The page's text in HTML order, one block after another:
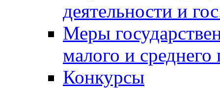
деятельности и
Меры
малого и среднего
Конкурсы